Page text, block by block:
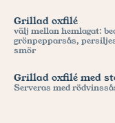
Grillad oxfilé
välj mellan hemlagat:
grönpepparsås,
smör
Grillad oxfilé med
Serveras med